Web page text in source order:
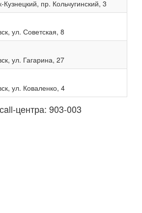
пр. Кольчугинский, 3
ул. Советская, 8
ул. Гагарина, 27
ул. Коваленко, 4
центра: 903-003